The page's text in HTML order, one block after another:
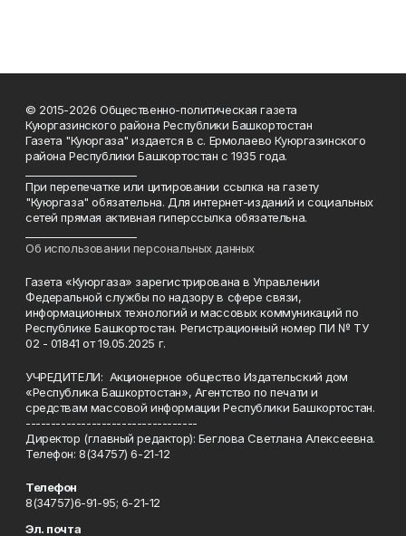
© 2015-2026 Общественно-политическая газета
Куюргазинского района Республики Башкортостан
Газета "Куюргаза" издается в с. Ермолаево Куюргазинского
района Республики Башкортостан с 1935 года.
При перепечатке или цитировании ссылка на газету
"Куюргаза" обязательна. Для интернет-изданий и социальных
сетей прямая активная гиперссылка обязательна.
Об использовании персональных данных
Газета «Куюргаза» зарегистрирована в Управлении
Федеральной службы по надзору в сфере связи,
информационных технологий и массовых коммуникаций по
Республике Башкортостан. Регистрационный номер ПИ № ТУ
02 - 01841 от 19.05.2025 г.
УЧРЕДИТЕЛИ: Акционерное общество Издательский дом
«Республика Башкортостан», Агентство по печати и
средствам массовой информации Республики Башкортостан.
----------------------------------
Директор (главный редактор): Беглова Светлана Алексеевна.
Телефон: 8(34757) 6-21-12
Телефон
8(34757)6-91-95; 6-21-12
Эл. почта